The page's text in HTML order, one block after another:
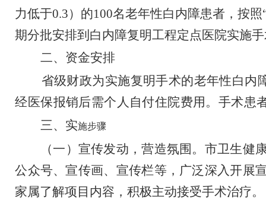
力低于0.3） 的100名老年性白内障患者，按照
期分批安排到白内障复明工程定点医院实施
二、资金安排
省级财政为实施复明手术的老年性白内
经医保报销后需个人自付住院费用。手术患
三、实施步骤
（一） 宣传发动，营造氛围。 市卫生健
公众号、宣传画、宣传栏等，广泛深入开展
家属了解项目内容，积极主动接受手术治疗。